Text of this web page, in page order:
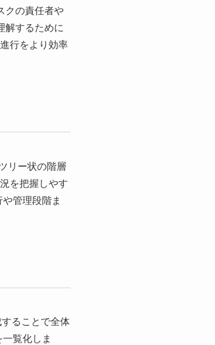
クの責任者や
解するために
行をより効率
リー状の階層
を把握しやす
管理段階ま
ることで全体
覧化しま